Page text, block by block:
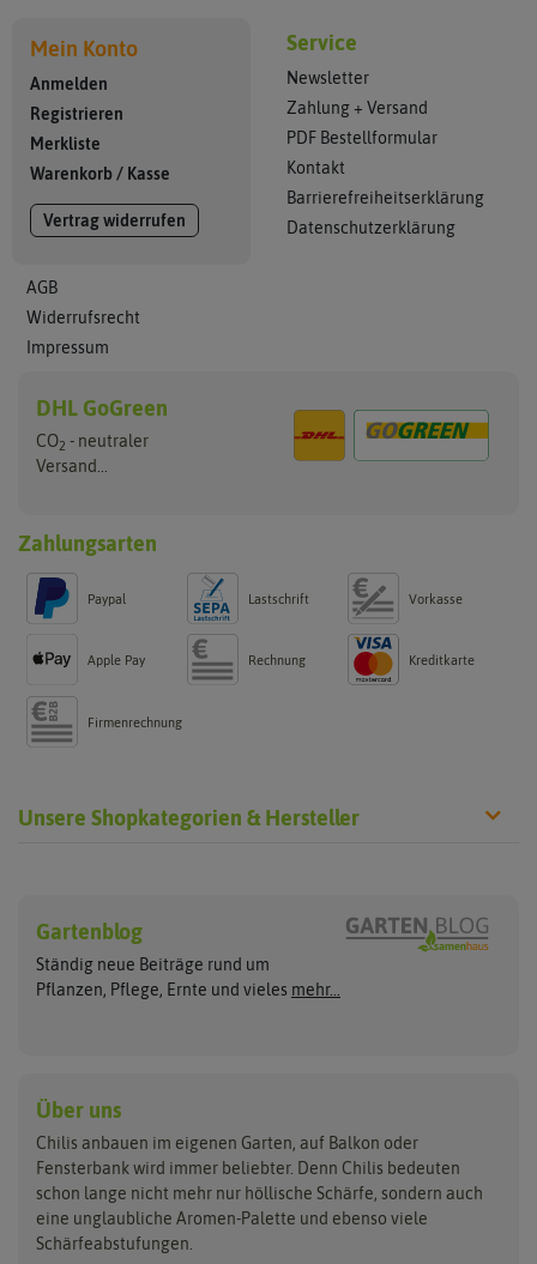
Mein Konto
Anmelden
Registrieren
Merkliste
Warenkorb / Kasse
Vertrag widerrufen
AGB
Widerrufsrecht
Impressum
Service
Newsletter
Zahlung + Versand
PDF Bestellformular
Kontakt
Barrierefreiheitserklärung
Datenschutzerklärung
DHL GoGreen
CO2 - neutraler
Versand...
Zahlungsarten
Paypal Lastschrift Vorkasse
Apple Pay Rechnung Kreditkarte
Firmenrechnung
Unsere Shopkategorien & Hersteller
Wilde Sorten
Asiatische Sorten
Jalapenosamen
Habanerosamen
Asien Chilipflanzen
Habaneropflanzen
Jalapenopflanzen
Anzucht, Kultivierung
& Ernte
Arche Noah
ASB Greenworld
Buzzy Seeds
Carl Pabst
COMPO
Culinaris - Saatgut für
De Bolster Bio-Samen
Gusta Garden
Jiffy
Gartenblog
Ständig neue Beiträge rund um
Pflanzen, Pflege, Ernte und vieles mehr...
Über uns
Chilis anbauen im eigenen Garten, auf Balkon oder
Fensterbank wird immer beliebter. Denn Chilis bedeuten
schon lange nicht mehr nur höllische Schärfe, sondern auch
eine unglaubliche Aromen-Palette und ebenso viele
Schärfeabstufungen.